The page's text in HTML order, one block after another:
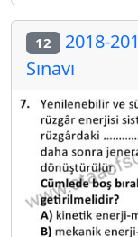
12 2018-
Sınavı